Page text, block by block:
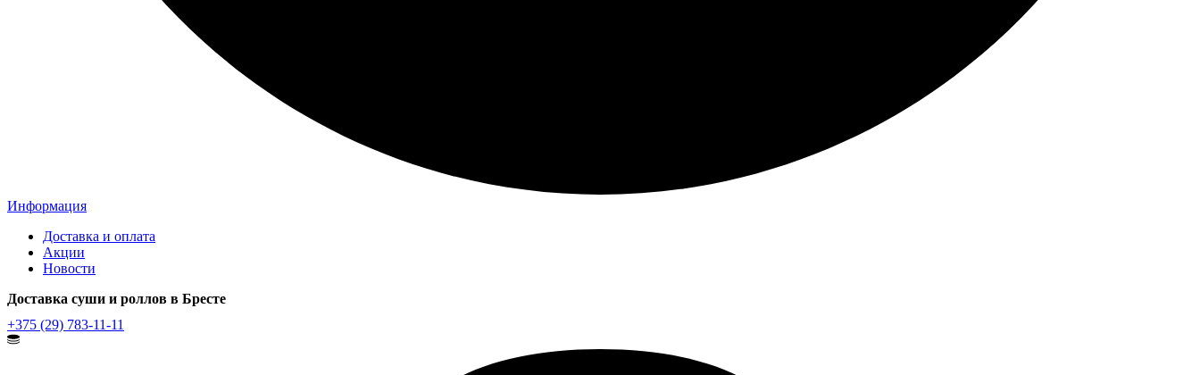
Информация
Доставка и оплата
Акции
Новости
Доставка суши и роллов в Бресте
+375 (29) 783-11-11